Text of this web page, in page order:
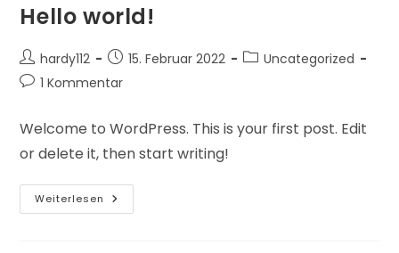
Hello world!
Beitrags-
Autor:
hardy112
Beitrag
veröffentlicht:
15. Februar 2022
Beitrags-
Uncategorized
Beitrags-
1 Kommentar
Welcome to WordPress. This is your first post. Edit
or delete it, then start writing!
Weiterlesen Hello
World!